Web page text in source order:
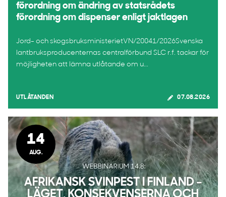
förordning om ändring av statsrådets
förordning om dispenser enligt jaktlagen
Jord- och skogsbruksministerietVN/20041/2026Svenska
lantbruksproducenternas centralförbund SLC r.f. tackar för
möjligheten att lämna utlåtande om u...
UTLÅTANDEN 07.08.2026
14
AUG.